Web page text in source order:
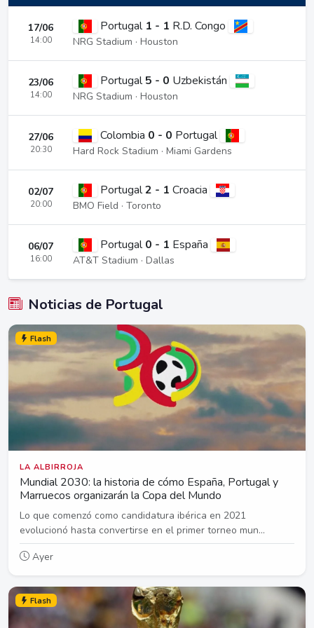
17/06
14:00
Portugal 1 - 1 R.D. Congo
NRG Stadium · Houston
23/06
14:00
Portugal 5 - 0 Uzbekistán
NRG Stadium · Houston
27/06
20:30
Colombia 0 - 0 Portugal
Hard Rock Stadium · Miami Gardens
02/07
20:00
Portugal2 - 1 Croacia
BMO Field · Toronto
06/07
16:00
Portugal 0 - 1 España
AT&T Stadium · Dallas
Noticias de Portugal
Flash
LA ALBIRROJA
Mundial 2030: la historia de cómo España, Portugal y
Marruecos organizarán la Copa del Mundo
Lo que comenzó como candidatura ibérica en 2021
evolucionó hasta convertirse en el primer torneo mun...
Ayer
Flash